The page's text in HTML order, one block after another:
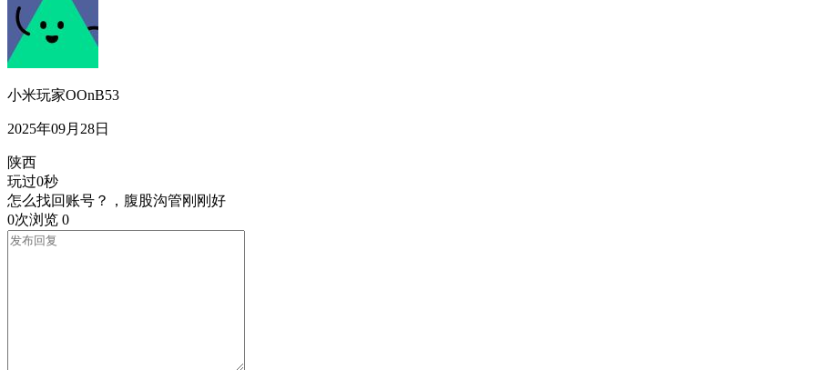
小米玩家OOnB53
2025年09月28日
陕西
玩过0秒
怎么找回账号？，腹股沟管刚刚好
0次浏览 0